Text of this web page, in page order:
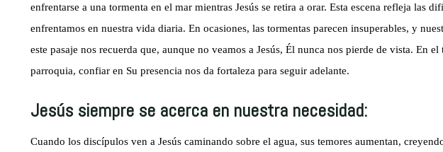
enfrentarse a una tormenta en el mar mientras Jesús se retira a orar. Esta escena refleja las
enfrentamos en nuestra vida diaria. En ocasiones, las tormentas parecen insuperables, y
este pasaje nos recuerda que, aunque no veamos a Jesús, Él nunca nos pierde de vista. En
parroquia, confiar en Su presencia nos da fortaleza para seguir adelante.
Jesús siempre se acerca en nuestra necesidad:
Cuando los discípulos ven a Jesús caminando sobre el agua, sus temores aumentan,